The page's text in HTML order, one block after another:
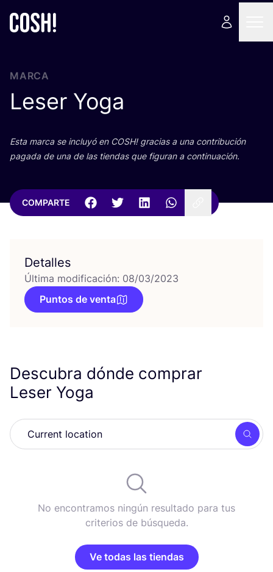
MARCA
Leser Yoga
Esta mar­ca se inclu­yó en COSH! gra­cias a una con­tri­bu­ción
paga­da de una de las tien­das que figu­ran a continuación.
COMPARTE
Detalles
Última modificación: 08/03/2023
Puntos de venta
Descubra dónde comprar
Leser Yoga
No encontramos ningún resultado para tus
criterios de búsqueda.
Ve todas las tiendas